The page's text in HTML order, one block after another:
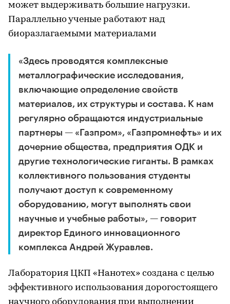
может выдерживать большие нагрузки.
Параллельно ученые работают над
биоразлагаемыми материалами
«Здесь проводятся комплексные
металлографические исследования,
включающие определение свойств
материалов, их структуры и состава. К нам
регулярно обращаются индустриальные
партнеры — «Газпром», «Газпромнефть» и их
дочерние общества, предприятия ОДК и
другие технологические гиганты. В рамках
коллективного пользования студенты
получают доступ к современному
оборудованию, могут выполнять свои
научные и учебные работы», — говорит
директор Единого инновационного
комплекса Андрей Журавлев.
Лаборатория ЦКП «Нанотех» создана с целью
эффективного использования дорогостоящего
научного оборудования при выполнении